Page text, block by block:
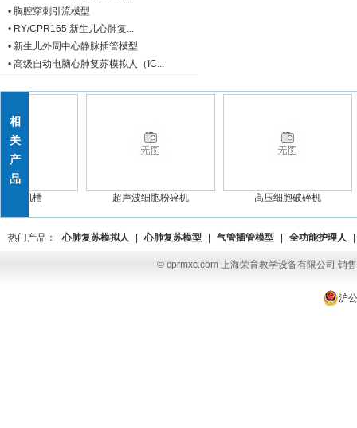
• 胸腔穿刺引流模型
• RY/CPR165 新生儿心肺复...
• 新生儿外周中心静脉插管模型
• 高级自动电脑心肺复苏模拟人（IC...
相
关
产
品
验肌槽 超声波细胞粉碎机 高压细胞破碎机
热门产品： 心肺复苏模拟人 心肺复苏模型 气管插管模型 全功能护理人
© cprmxc.com 上海荣育教学设备有限公司 销
沪